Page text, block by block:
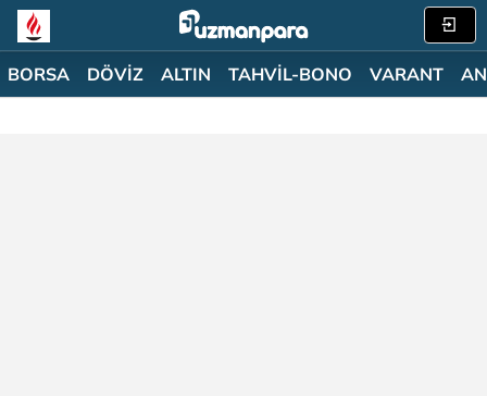
BORSA DÖVİZ ALTIN TAHVİL-BONO VARANT